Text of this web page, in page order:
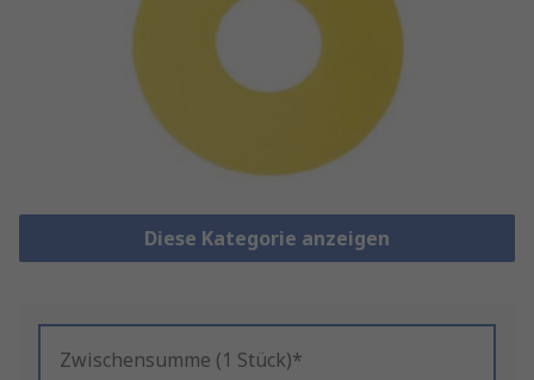
Diese Kategorie anzeigen
Zwischensumme (1 Stück)*